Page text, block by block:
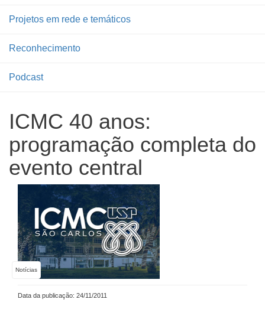
Projetos em rede e temáticos
Reconhecimento
Podcast
ICMC 40 anos:
programação completa do
evento central
Notícias
Data da publicação: 24/11/2011